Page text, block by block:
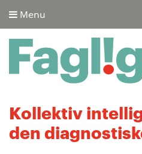
Menu
Avanceret søgning
Kollektiv
den